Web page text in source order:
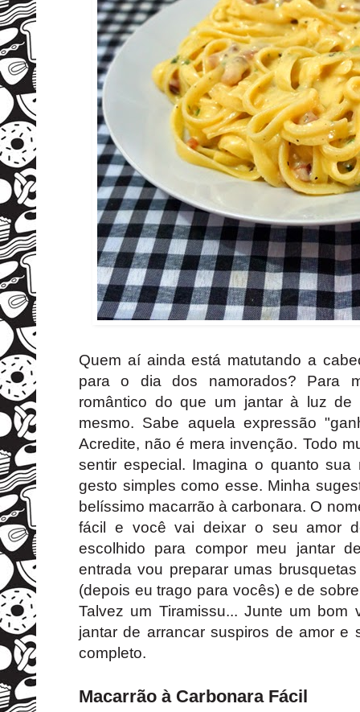
Quem aí ainda está matutando a
para o dia dos namorados? Para
romântico do que um jantar à luz de
mesmo. Sabe aquela expressão
Acredite, não é mera invenção. Todo
sentir especial. Imagina o quanto
gesto simples como esse. Minha
belíssimo macarrão à carbonara. O
fácil e você vai deixar o seu amor
escolhido para compor meu jantar
entrada vou preparar umas
(depois eu trago para vocês) e de
Talvez um Tiramissu... Junte um bom
jantar de arrancar suspiros de amor e
completo.
Macarrão à Carbonara Fácil